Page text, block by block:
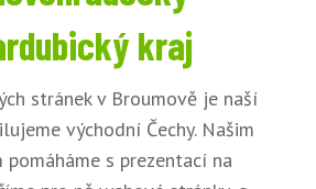
kraj
stránek v Broumově je naší
východní Čechy. Našim
pomáháme s prezentací na